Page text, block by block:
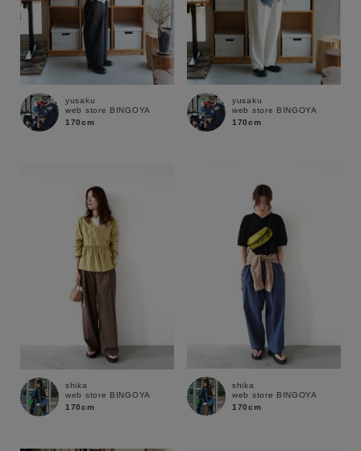
キーワード
MENS KIDS
ブランド
yusaku
web store BINGOYA
170cm
yusaku
web store BINGOYA
170cm
shika
web store BINGOYA
170cm
shika
web store BINGOYA
170cm